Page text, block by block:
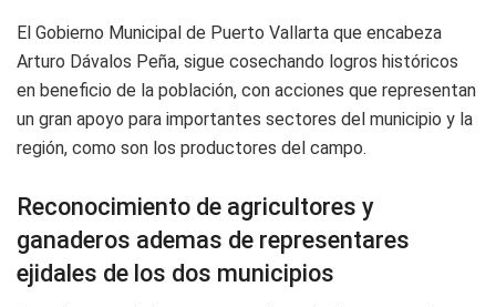
El Gobierno Municipal de Puerto Vallarta que encabeza
Arturo Dávalos Peña, sigue cosechando logros históricos
en beneficio de la población, con acciones que representan
un gran apoyo para importantes sectores del municipio y la
región, como son los productores del campo.
Reconocimiento de agricultores y
ganaderos ademas de representares
ejidales de los dos municipios